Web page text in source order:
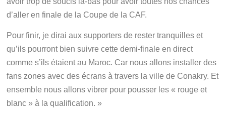
d’aller en finale de la Coupe de la CAF.
Pour finir, je dirai aux supporters de rester tranquilles et
qu’ils pourront bien suivre cette demi-finale en direct
comme s’ils étaient au Maroc. Car nous allons installer des
fans zones avec des écrans à travers la ville de Conakry. Et
ensemble nous allons vibrer pour pousser les « rouge et
blanc » à la qualification. »